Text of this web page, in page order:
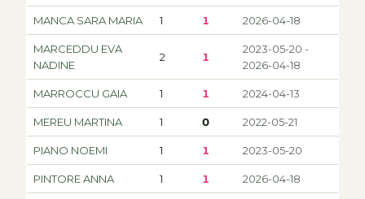
MANCA SARA MARIA 1 1 2026-04-18
MARCEDDU EVA
NADINE
2 1
2023-05-20 -
2026-04-18
MARROCCU GAIA 1 1 2024-04-13
MEREU MARTINA 1 0 2022-05-21
PIANO NOEMI 1 1 2023-05-20
PINTORE ANNA 1 1 2026-04-18